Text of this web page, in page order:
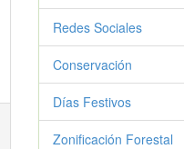
Redes Sociales
Conservación
Días Festivos
Zonificación Forestal